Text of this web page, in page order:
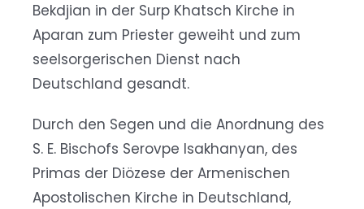
Bekdjian in der Surp Khatsch Kirche in
Aparan zum Priester geweiht und zum
seelsorgerischen Dienst nach
Deutschland gesandt.
Durch den Segen und die Anordnung des
S. E. Bischofs Serovpe Isakhanyan, des
Primas der Diözese der Armenischen
Apostolischen Kirche in Deutschland,